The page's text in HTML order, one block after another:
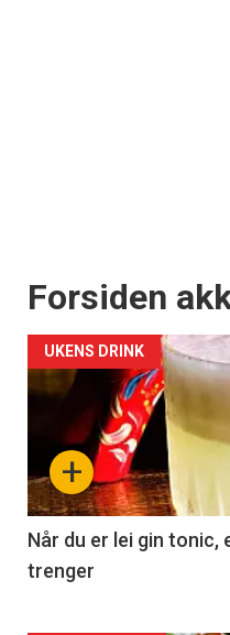
Forsiden
+
UKENS DRINK
Når du er lei gin tonic,
trenger